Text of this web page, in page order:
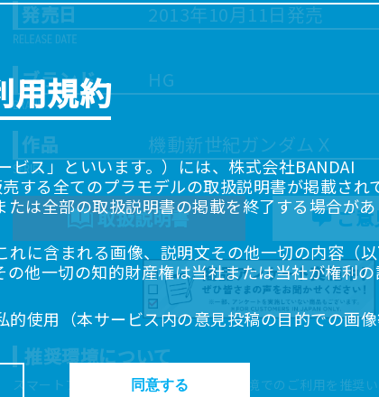
発売日 2013年10月11日発売
ブランド HG
作品 機動新世紀ガンダムＸ
取扱説明書 ご意
推奨環境について
スマートフォン、タブレットは以下の環境でのご利用を推奨い
用規約
ス」といいます。）には、株式会社BANDAI
する全てのプラモデルの取扱説明書が掲載され
は全部の取扱説明書の掲載を終了する場合があ
に含まれる画像、説明文その他一切の内容（
の他一切の知的財産権は当社または当社が権利
使用（本サービス内の意見投稿の目的での画
す。
た商品に同梱されたものと異なる場合があり
同意する